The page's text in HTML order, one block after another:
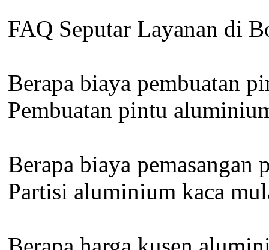
FAQ Seputar Layanan di
Berapa biaya pembuatan
Pembuatan pintu
Berapa biaya
Partisi aluminium kaca